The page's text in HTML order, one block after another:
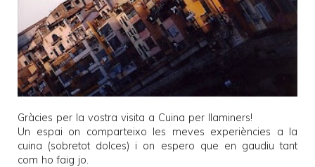
Gràcies per la vostra visita a Cuina per llaminers!
Un espai on comparteixo les meves experiències a la
cuina (sobretot dolces) i on espero que en gaudiu tant
com ho faig jo.